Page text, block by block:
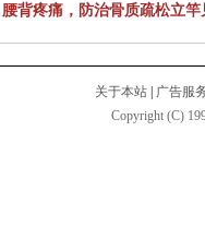
背疼痛，防治骨质疏松立竿
关于本站
广告服
Copyright (C)